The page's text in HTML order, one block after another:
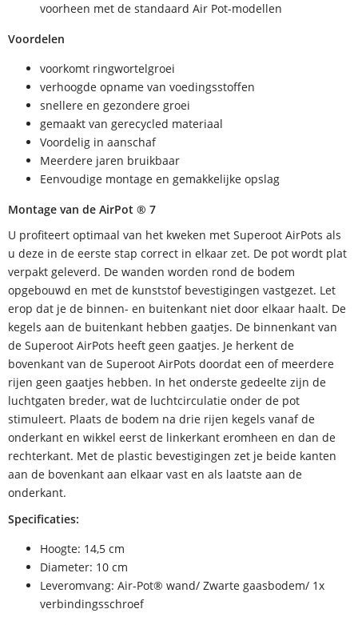
voorheen met de standaard Air Pot-modellen
Voordelen
voorkomt ringwortelgroei
verhoogde opname van voedingsstoffen
snellere en gezondere groei
gemaakt van gerecycled materiaal
Voordelig in aanschaf
Meerdere jaren bruikbaar
Eenvoudige montage en gemakkelijke opslag
Montage van de AirPot ® 7
U profiteert optimaal van het kweken met Superoot AirPots als
u deze in de eerste stap correct in elkaar zet. De pot wordt plat
verpakt geleverd. De wanden worden rond de bodem
opgebouwd en met de kunststof bevestigingen vastgezet. Let
erop dat je de binnen- en buitenkant niet door elkaar haalt. De
kegels aan de buitenkant hebben gaatjes. De binnenkant van
de Superoot AirPots heeft geen gaatjes. Je herkent de
bovenkant van de Superoot AirPots doordat een of meerdere
rijen geen gaatjes hebben. In het onderste gedeelte zijn de
luchtgaten breder, wat de luchtcirculatie onder de pot
stimuleert. Plaats de bodem na drie rijen kegels vanaf de
onderkant en wikkel eerst de linkerkant eromheen en dan de
rechterkant. Met de plastic bevestigingen zet je beide kanten
aan de bovenkant aan elkaar vast en als laatste aan de
onderkant.
Specificaties:
Hoogte: 14,5 cm
Diameter: 10 cm
Leveromvang: Air-Pot® wand/ Zwarte gaasbodem/ 1x
verbindingsschroef